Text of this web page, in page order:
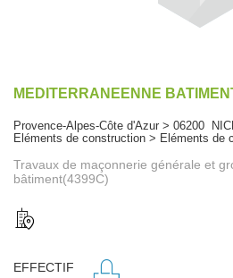
MEDITERRANEENNE
Provence-Alpes-Côte d'Azur > 06200
Eléments de construction > Eléments de
Travaux de maçonnerie générale et
bâtiment(4399C)
EFFECTIF